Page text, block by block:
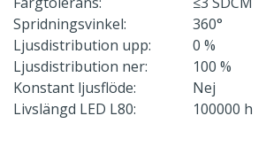
Spridningsvinkel:
360°
Ljusdistribution upp:
0 %
Ljusdistribution ner:
100 %
Konstant ljusflöde:
Nej
Livslängd LED L80:
100000 h